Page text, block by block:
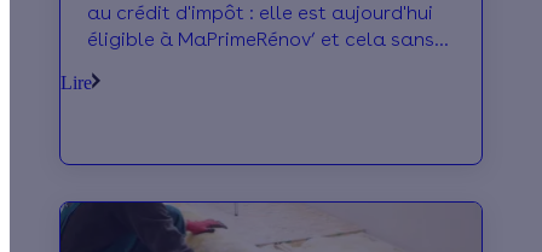
au crédit d'impôt : elle est aujourd'hui
éligible à MaPrimeRénov’ et cela sans
Lire